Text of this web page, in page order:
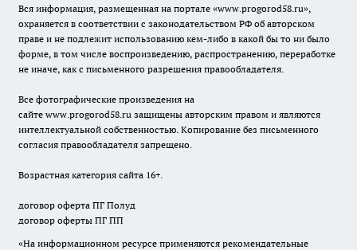
Вся информация, размещенная на портале «www.progorod58.ru»,
охраняется в соответствии с законодательством РФ об авторском
праве и не подлежит использованию кем-либо в какой бы то ни было
форме, в том числе воспроизведению, распространению, переработке
не иначе, как с письменного разрешения правообладателя.
Все фотографические произведения на
сайте www.progorod58.ru защищены авторским правом и являются
интеллектуальной собственностью. Копирование без письменного
согласия правообладателя запрещено.
Возрастная категория сайта 16+.
договор оферта ПГ Полуд
договор оферты ПГ ПП
«На информационном ресурсе применяются рекомендательные